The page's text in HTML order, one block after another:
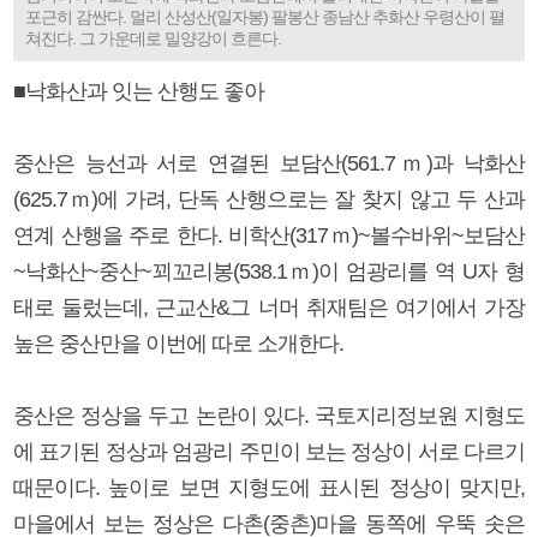
포근히 감싼다. 멀리 산성산(일자봉) 팔봉산 종남산 추화산 우령산이 펼
쳐진다. 그 가운데로 밀양강이 흐른다.
■낙화산과 잇는 산행도 좋아
중산은 능선과 서로 연결된 보담산(561.7ｍ)과 낙화산
(625.7ｍ)에 가려, 단독 산행으로는 잘 찾지 않고 두 산과
연계 산행을 주로 한다. 비학산(317ｍ)~볼수바위~보담산
~낙화산~중산~꾀꼬리봉(538.1ｍ)이 엄광리를 역 U자 형
태로 둘렀는데, 근교산&그 너머 취재팀은 여기에서 가장
높은 중산만을 이번에 따로 소개한다.
중산은 정상을 두고 논란이 있다. 국토지리정보원 지형도
에 표기된 정상과 엄광리 주민이 보는 정상이 서로 다르기
때문이다. 높이로 보면 지형도에 표시된 정상이 맞지만,
마을에서 보는 정상은 다촌(중촌)마을 동쪽에 우뚝 솟은